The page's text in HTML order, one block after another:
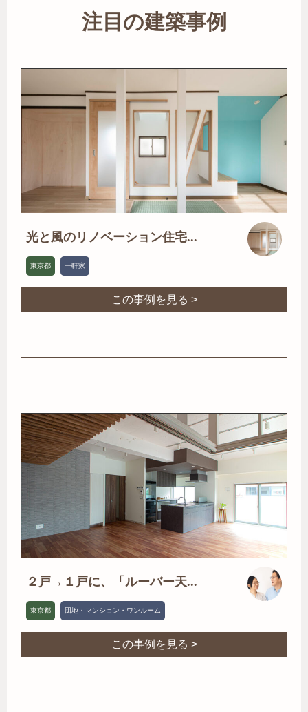
注目の建築事例
光と風のリノベーション住宅...
東京都 一軒家
この事例を見る >
２戸→１戸に、「ルーバー天...
東京都 団地・マンション・ワンルーム
この事例を見る >